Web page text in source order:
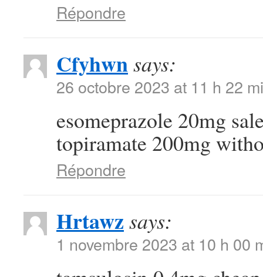
Répondre
Cfyhwnsays:
26 octobre 2023 at 11 h 22
esomeprazole 20mg
topiramate 200mg
Répondre
Hrtawz says:
1 novembre 2023 at 10 h 00